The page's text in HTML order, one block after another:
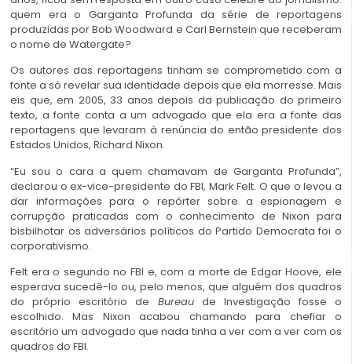
quem era o Garganta Profunda da série de reportagens
produzidas por Bob Woodward e Carl Bernstein que receberam
o nome de Watergate?
Os autores das reportagens tinham se comprometido com a
fonte a só revelar sua identidade depois que ela morresse. Mais
eis que, em 2005, 33 anos depois da publicação do primeiro
texto, a fonte conta a um advogado que ela era a fonte das
reportagens que levaram à renúncia do então presidente dos
Estados Unidos, Richard Nixon.
“Eu sou o cara a quem chamavam de Garganta Profunda”,
declarou o ex-vice-presidente do FBI, Mark Felt. O que o levou a
dar informações para o repórter sobre a espionagem e
corrupção praticadas com o conhecimento de Nixon para
bisbilhotar os adversários políticos do Partido Democrata foi o
corporativismo.
Felt era o segundo no FBI e, com a morte de Edgar Hoove, ele
esperava sucedê-lo ou, pelo menos, que alguém dos quadros
do próprio escritório de Bureaude Investigação fosse o
escolhido.Mas Nixon acabou chamando para chefiar o
escritório um advogado que nada tinha a ver com a ver com os
quadros do FBI.